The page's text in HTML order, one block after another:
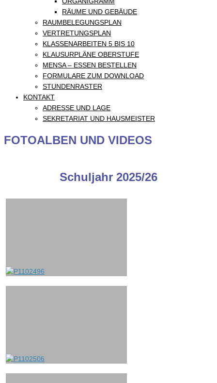
RÄUME UND GEBÄUDE
RAUMBELEGUNGSPLAN
VERTRETUNGSPLAN
KLASSENARBEITEN 5 BIS 10
KLAUSURPLÄNE OBERSTUFE
MENSA – ESSEN BESTELLEN
FORMULARE ZUM DOWNLOAD
STUNDENRASTER
KONTAKT
ADRESSE UND LAGE
SEKRETARIAT UND HAUSMEISTER
FOTOALBEN UND VIDEOS
Schuljahr 2025/26